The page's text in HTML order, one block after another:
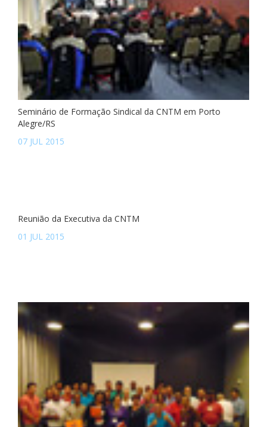
Seminário de Formação Sindical da CNTM em Porto
Alegre/RS
07 JUL 2015
Reunião da Executiva da CNTM
01 JUL 2015